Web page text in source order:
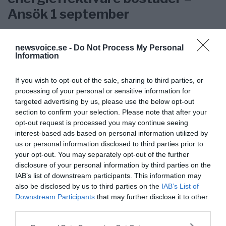
newsvoice.se - Do Not Process My Personal
Information
If you wish to opt-out of the sale, sharing to third parties, or
processing of your personal or sensitive information for
targeted advertising by us, please use the below opt-out
section to confirm your selection. Please note that after your
opt-out request is processed you may continue seeing
interest-based ads based on personal information utilized by
us or personal information disclosed to third parties prior to
your opt-out. You may separately opt-out of the further
disclosure of your personal information by third parties on the
IAB’s list of downstream participants. This information may
also be disclosed by us to third parties on the IAB’s List of
Downstream Participants that may further disclose it to other
Ansök 1 september
Tankesmedjan Kreaprenör: En
lanserad av ett parti